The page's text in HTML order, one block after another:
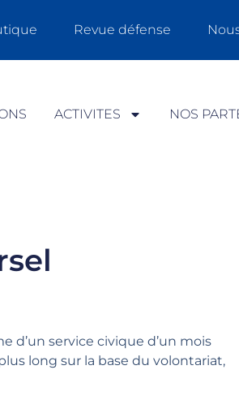
Revue défense
ACTIVITES NOS
d’un service civique d’un mois
long sur la base du volontariat,